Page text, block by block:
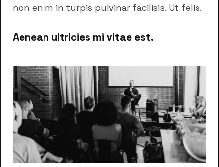
non enim in turpis pulvinar facilisis. Ut felis.
Aenean ultricies mi vitae est.